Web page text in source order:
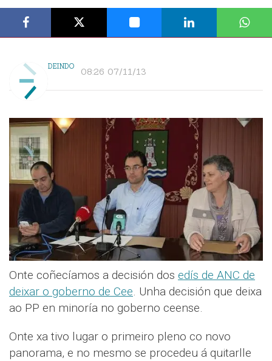
DEINDO 08:26 07/11/13
Onte coñecíamos a decisión dos edís de ANC de
deixar o goberno de Cee. Unha decisión que deixa
ao PP en minoría no goberno ceense.
Onte xa tivo lugar o primeiro pleno co novo
panorama, e no mesmo se procedeu á quitarlle